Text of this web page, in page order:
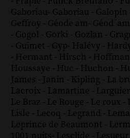
Gaboriau- Gaboriau - Galopin
Geffroy - Géode am- Géod´am
- Gogol - Gorki - Gozlan -
- Guimet - Gyp- Halévy -
- Hermant - Hirsch -
Houssaye - Huc - Huchon -
James - Janin - Kipling - La
Lacroix - Lamartine - Larguier
Le Braz - Le Rouge - Le roux -
Lisle - Lecoq - Legrand -
Leprince de Beaumont -